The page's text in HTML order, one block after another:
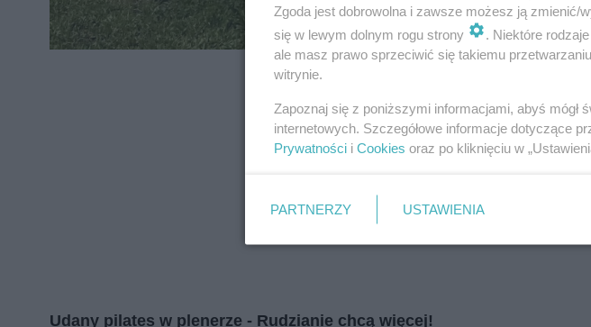
Udany pilates w plenerze - Rudzianie chcą więcej!
Zgoda jest dobrowolna i zawsze możesz ją
się w lewym dolnym rogu strony
. Niektóre
ale masz prawo sprzeciwić się takiemu
witrynie.
Zapoznaj się z poniższymi informacjami, abyś
internetowych. Szczegółowe informacje dotyczące
Prywatności i Cookies oraz po kliknięciu w
PARTNERZY USTAWIENIA